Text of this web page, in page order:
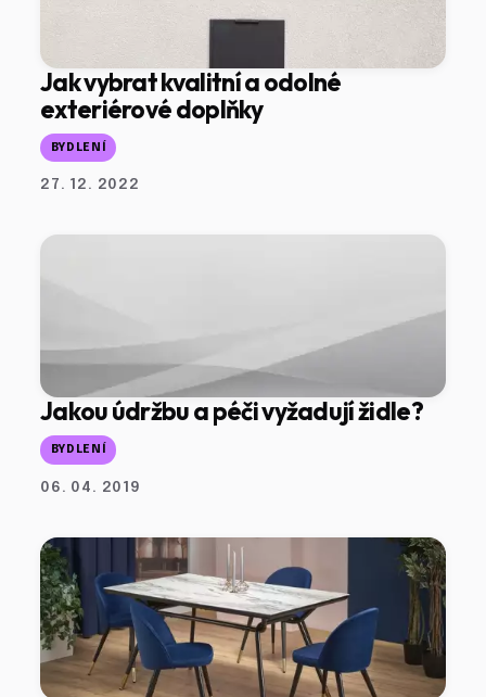
Jak vybrat kvalitní a odolné
exteriérové doplňky
BYDLENÍ
27. 12. 2022
Jakou údržbu a péči vyžadují židle?
BYDLENÍ
06. 04. 2019